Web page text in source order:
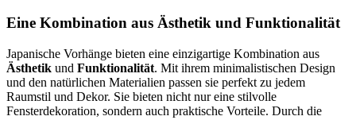
Eine Kombination aus Ästhetik und Funktionalität
Japanische Vorhänge bieten eine einzigartige Kombination aus
Ästhetik und Funktionalität. Mit ihrem minimalistischen Design
und den natürlichen Materialien passen sie perfekt zu jedem
Raumstil und Dekor. Sie bieten nicht nur eine stilvolle
Fensterdekoration, sondern auch praktische Vorteile. Durch die